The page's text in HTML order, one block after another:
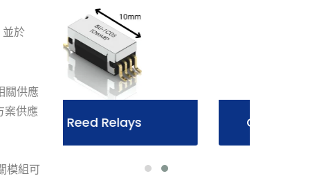
並於
關供應
案供應
模組可
Opto-MOSFET Relays